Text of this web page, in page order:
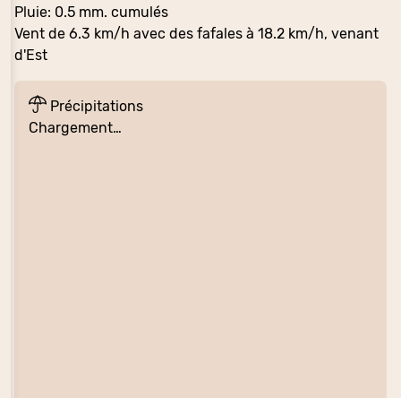
Pluie: 0.5 mm. cumulés
Vent de 6.3 km/h avec des fafales à 18.2 km/h, venant
d'Est
Précipitations
Chargement…